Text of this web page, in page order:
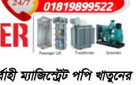
ম্যাজিস্ট্রেট পপি খাতুনের